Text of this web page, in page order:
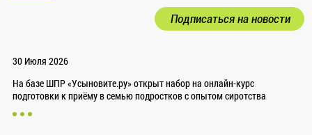
Подписаться на новости
30 Июля 2026
На базе ШПР «Усыновите.ру» открыт набор на онлайн-курс
подготовки к приёму в семью подростков с опытом сиротства